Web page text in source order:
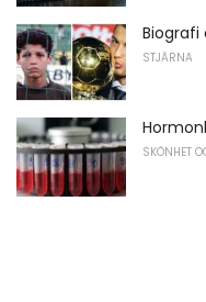
Biografi
STJÄRNA
SKÖNHET